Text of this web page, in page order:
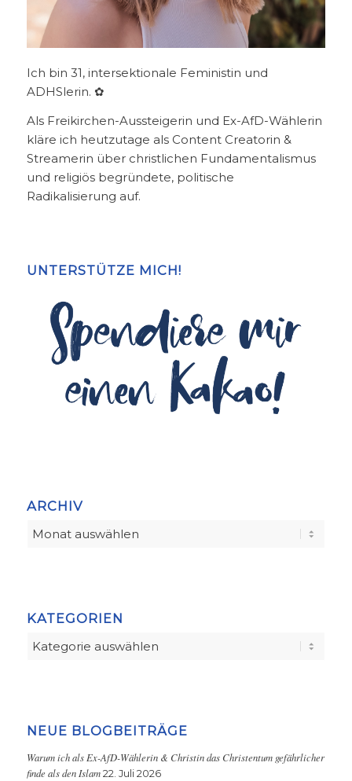
Ich bin 31, intersektionale Feministin und
ADHSlerin. ✿
Als Freikirchen-Aussteigerin und Ex-AfD-Wählerin
kläre ich heutzutage als Content Creatorin &
Streamerin über christlichen Fundamentalismus
und religiös begründete, politische
Radikalisierung auf.
UNTERSTÜTZE MICH!
ARCHIV
KATEGORIEN
Kategorien
NEUE BLOGBEITRÄGE
Warum ich als Ex-AfD-Wählerin & Christin das Christentum gefährlicher
finde als den Islam 22. Juli 2026